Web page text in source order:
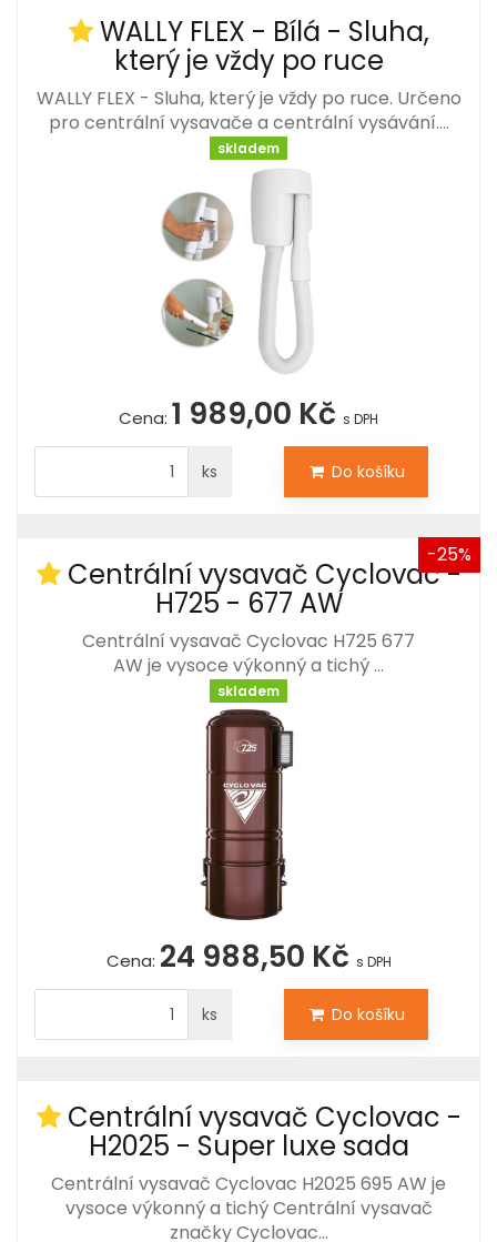
WALLY FLEX - Bílá - Sluha,
který je vždy po ruce
WALLY FLEX - Sluha, který je vždy po ruce. Určeno
pro centrální vysavače a centrální vysávání.…
skladem
Cena: 1 989,00 Kč s DPH
ks Do košíku
-25%
Centrální vysavač Cyclovac -
H725 - 677 AW
Centrální vysavač Cyclovac H725 677
AW je vysoce výkonný a tichý …
skladem
Cena: 24 988,50 Kč s DPH
ks Do košíku
Centrální vysavač Cyclovac -
H2025 - Super luxe sada
Centrální vysavač Cyclovac H2025 695 AW je
vysoce výkonný a tichý Centrální vysavač
značky Cyclovac…